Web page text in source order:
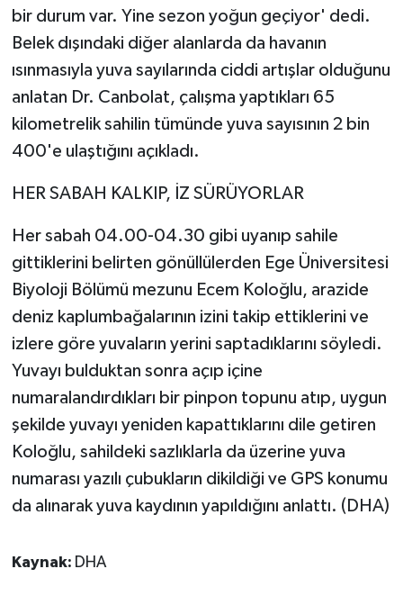
bir durum var. Yine sezon yoğun geçiyor' dedi.
Belek dışındaki diğer alanlarda da havanın
ısınmasıyla yuva sayılarında ciddi artışlar olduğunu
anlatan Dr. Canbolat, çalışma yaptıkları 65
kilometrelik sahilin tümünde yuva sayısının 2 bin
400'e ulaştığını açıkladı.
HER SABAH KALKIP, İZ SÜRÜYORLAR
Her sabah 04.00-04.30 gibi uyanıp sahile
gittiklerini belirten gönüllülerden Ege Üniversitesi
Biyoloji Bölümü mezunu Ecem Koloğlu, arazide
deniz kaplumbağalarının izini takip ettiklerini ve
izlere göre yuvaların yerini saptadıklarını söyledi.
Yuvayı bulduktan sonra açıp içine
numaralandırdıkları bir pinpon topunu atıp, uygun
şekilde yuvayı yeniden kapattıklarını dile getiren
Koloğlu, sahildeki sazlıklarla da üzerine yuva
numarası yazılı çubukların dikildiği ve GPS konumu
da alınarak yuva kaydının yapıldığını anlattı. (DHA)
Kaynak: DHA